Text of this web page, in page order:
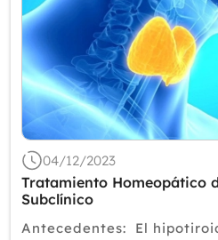
04/12/2023
Tratamiento Homeopático
Subclínico
Antecedentes: El